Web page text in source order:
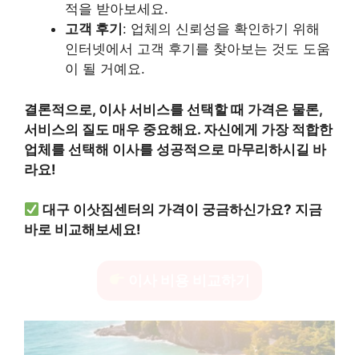
적을 받아보세요.
고객 후기 : 업체의 신뢰성을 확인하기 위해
인터넷에서 고객 후기를 찾아보는 것도 도움
이 될 거예요.
결론적으로, 이사 서비스를 선택할 때 가격은 물론,
서비스의 질도 매우 중요해요. 자신에게 가장 적합한
업체를 선택해 이사를 성공적으로 마무리하시길 바
라요!
대구 이삿짐센터의 가격이 궁금하신가요? 지금
바로 비교해보세요!